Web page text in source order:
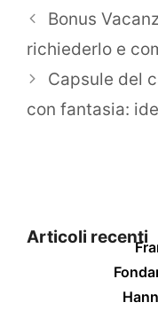
Bonus
richiederlo e
Capsule del
con fantasia:
Articoli recenti